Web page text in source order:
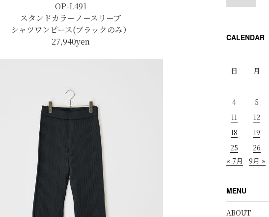
OP-L491
スタンドカラーノースリーブ
シャツワンピース(ブラックのみ）
27,940yen
CALENDAR
日
月
4
5
11
12
18
19
25
26
« 7月
9月 »
MENU
ABOUT